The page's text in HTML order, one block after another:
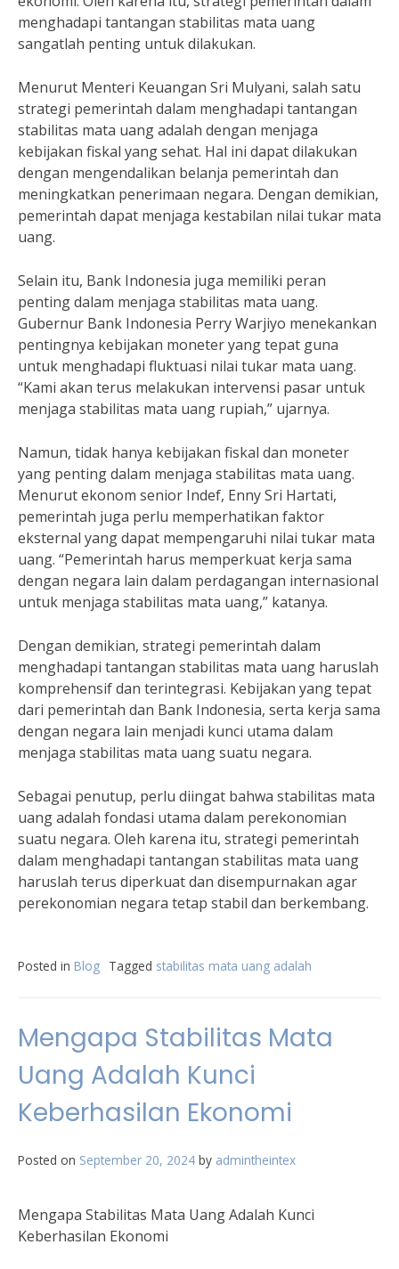
menghadapi tantangan stabilitas mata uang
sangatlah penting untuk dilakukan.
Menurut Menteri Keuangan Sri Mulyani, salah satu
strategi pemerintah dalam menghadapi tantangan
stabilitas mata uang adalah dengan menjaga
kebijakan fiskal yang sehat. Hal ini dapat dilakukan
dengan mengendalikan belanja pemerintah dan
meningkatkan penerimaan negara. Dengan demikian,
pemerintah dapat menjaga kestabilan nilai tukar mata
uang.
Selain itu, Bank Indonesia juga memiliki peran
penting dalam menjaga stabilitas mata uang.
Gubernur Bank Indonesia Perry Warjiyo menekankan
pentingnya kebijakan moneter yang tepat guna
untuk menghadapi fluktuasi nilai tukar mata uang.
“Kami akan terus melakukan intervensi pasar untuk
menjaga stabilitas mata uang rupiah,” ujarnya.
Namun, tidak hanya kebijakan fiskal dan moneter
yang penting dalam menjaga stabilitas mata uang.
Menurut ekonom senior Indef, Enny Sri Hartati,
pemerintah juga perlu memperhatikan faktor
eksternal yang dapat mempengaruhi nilai tukar mata
uang. “Pemerintah harus memperkuat kerja sama
dengan negara lain dalam perdagangan internasional
untuk menjaga stabilitas mata uang,” katanya.
Dengan demikian, strategi pemerintah dalam
menghadapi tantangan stabilitas mata uang haruslah
komprehensif dan terintegrasi. Kebijakan yang tepat
dari pemerintah dan Bank Indonesia, serta kerja sama
dengan negara lain menjadi kunci utama dalam
menjaga stabilitas mata uang suatu negara.
Sebagai penutup, perlu diingat bahwa stabilitas mata
uang adalah fondasi utama dalam perekonomian
suatu negara. Oleh karena itu, strategi pemerintah
dalam menghadapi tantangan stabilitas mata uang
haruslah terus diperkuat dan disempurnakan agar
perekonomian negara tetap stabil dan berkembang.
Posted in Blog Tagged stabilitas mata uang adalah
Mengapa Stabilitas Mata
Uang Adalah Kunci
Keberhasilan Ekonomi
Posted on September 20, 2024 by admintheintex
Mengapa Stabilitas Mata Uang Adalah Kunci
Keberhasilan Ekonomi